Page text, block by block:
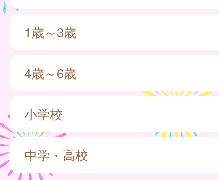
1歳～3歳
4歳～6歳
小学校
中学・高校